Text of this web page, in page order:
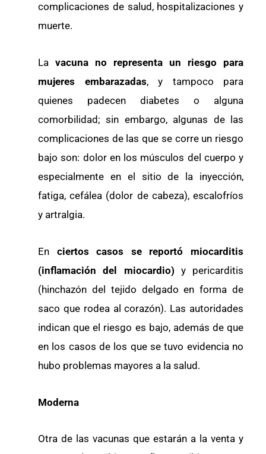
complicaciones de salud, hospitalizaciones y
muerte.
La vacuna no representa un riesgo para
mujeres embarazadas, y tampoco para
quienes padecen diabetes o alguna
comorbilidad; sin embargo, algunas de las
complicaciones de las que se corre un riesgo
bajo son: dolor en los músculos del cuerpo y
especialmente en el sitio de la inyección,
fatiga, cefálea (dolor de cabeza), escalofríos
y artralgia.
En ciertos casos se reportó miocarditis
(inflamación del miocardio) y pericarditis
(hinchazón del tejido delgado en forma de
saco que rodea al corazón). Las autoridades
indican que el riesgo es bajo, además de que
en los casos de los que se tuvo evidencia no
hubo problemas mayores a la salud.
Moderna
Otra de las vacunas que estarán a la venta y